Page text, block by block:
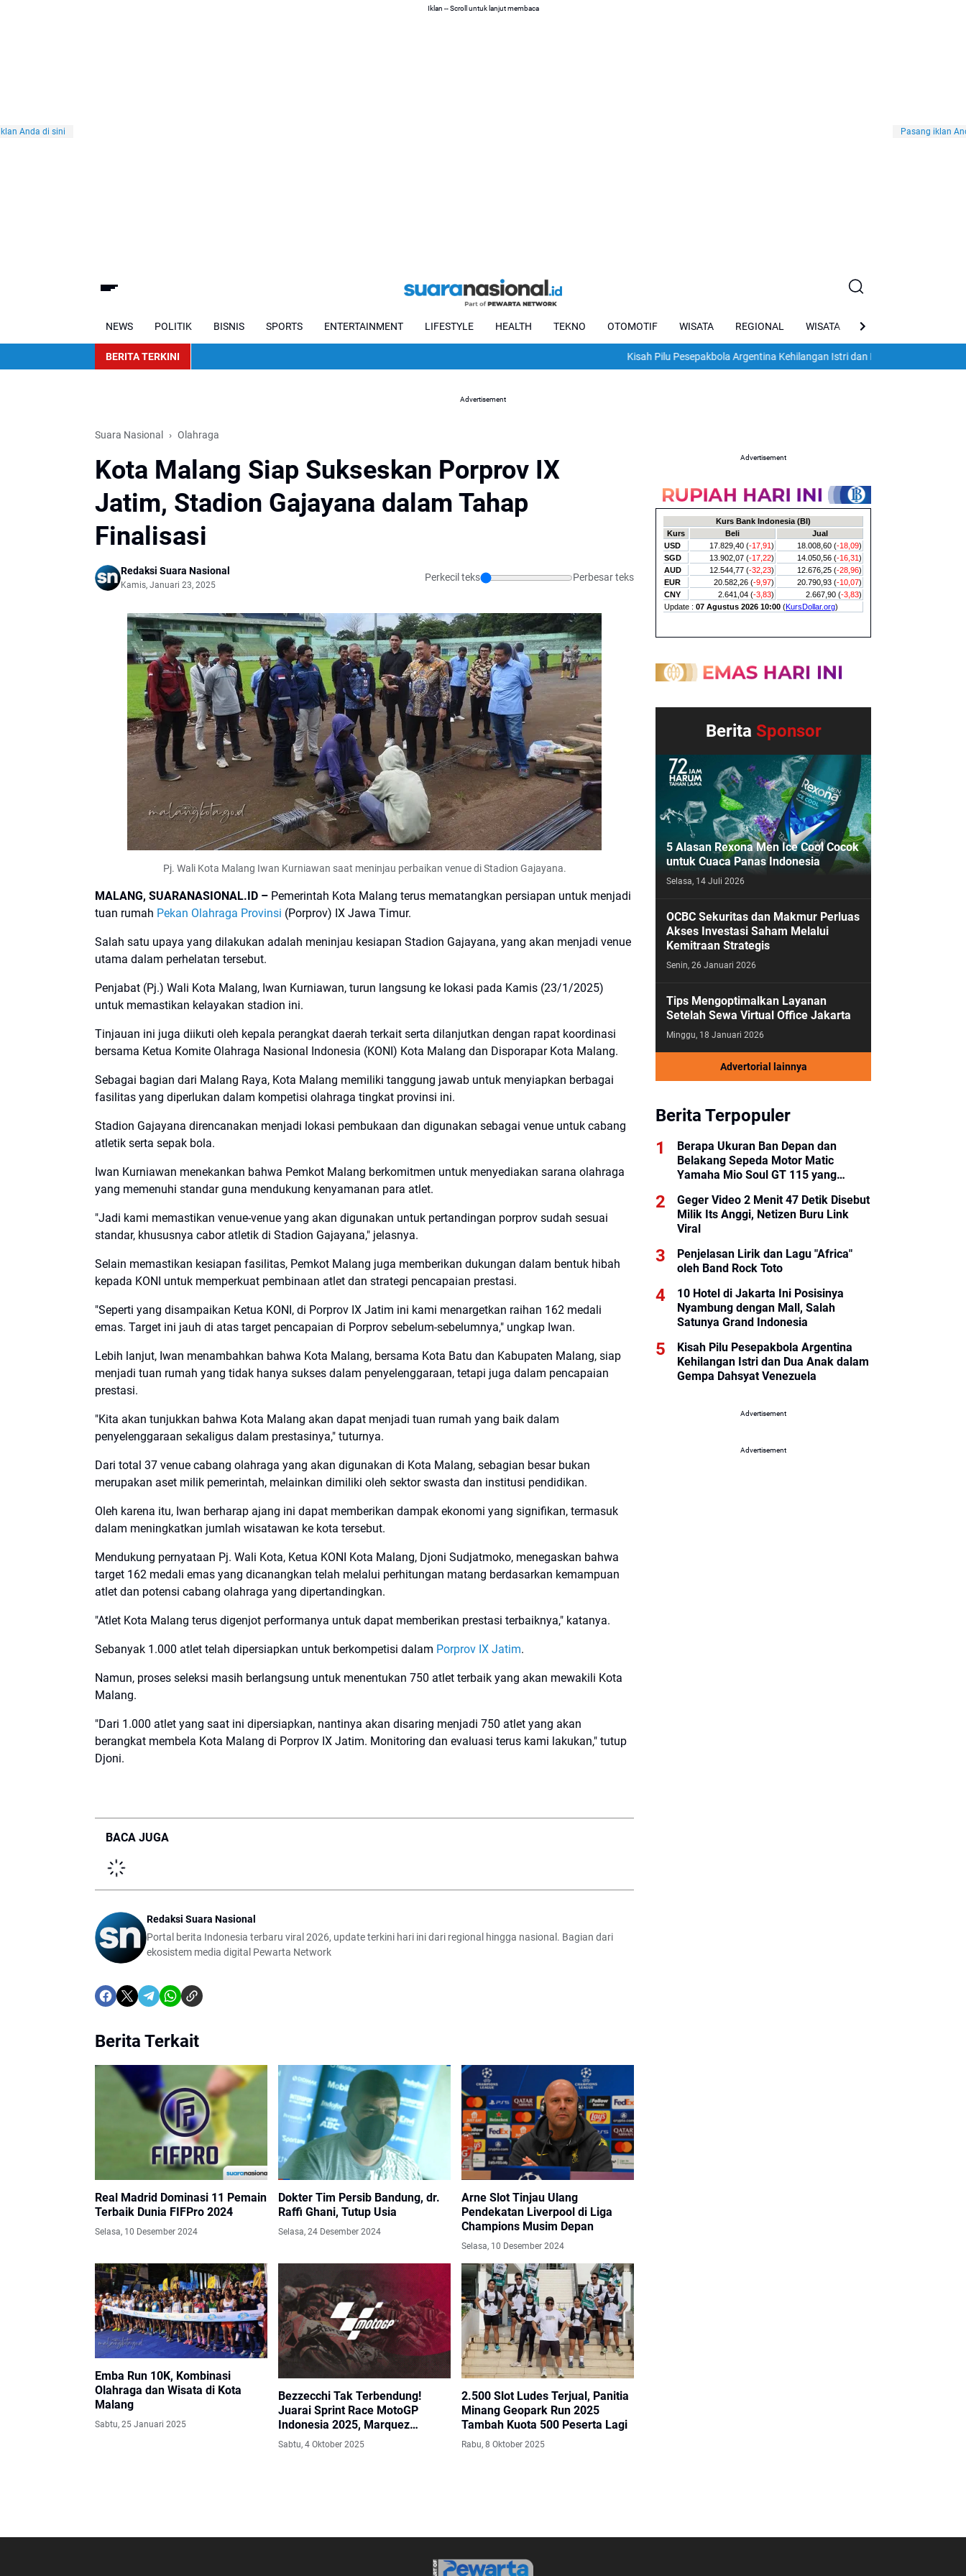
Iklan -- Scroll untuk lanjut membaca
NEWS POLITIK BISNIS SPORTS ENTERTAINMENT LIFESTYLE HEALTH TEKNO OTOMOTIF WISATA REGIONAL WISATA VIRAL
BERITA TERKINI Kisah Pilu Pesepakbola Argentina Kehilangan Istri dan Dua Anak dalam Gempa
Advertisement
Suara Nasional Olahraga
Kota Malang Siap Sukseskan Porprov IX
Jatim, Stadion Gajayana dalam Tahap
Finalisasi
Redaksi Suara Nasional
Kamis, Januari 23, 2025
Perkecil teks Perbesar teks
Pj. Wali Kota Malang Iwan Kurniawan saat meninjau perbaikan venue di Stadion Gajayana.
MALANG, SUARANASIONAL.ID – Pemerintah Kota Malang terus mematangkan persiapan untuk menjadi
tuan rumah Pekan Olahraga Provinsi (Porprov) IX Jawa Timur.
Salah satu upaya yang dilakukan adalah meninjau kesiapan Stadion Gajayana, yang akan menjadi venue
utama dalam perhelatan tersebut.
Penjabat (Pj.) Wali Kota Malang, Iwan Kurniawan, turun langsung ke lokasi pada Kamis (23/1/2025)
untuk memastikan kelayakan stadion ini.
Tinjauan ini juga diikuti oleh kepala perangkat daerah terkait serta dilanjutkan dengan rapat koordinasi
bersama Ketua Komite Olahraga Nasional Indonesia (KONI) Kota Malang dan Disporapar Kota Malang.
Sebagai bagian dari Malang Raya, Kota Malang memiliki tanggung jawab untuk menyiapkan berbagai
fasilitas yang diperlukan dalam kompetisi olahraga tingkat provinsi ini.
Stadion Gajayana direncanakan menjadi lokasi pembukaan dan digunakan sebagai venue untuk cabang
atletik serta sepak bola.
Iwan Kurniawan menekankan bahwa Pemkot Malang berkomitmen untuk menyediakan sarana olahraga
yang memenuhi standar guna mendukung kenyamanan para atlet.
"Jadi kami memastikan venue-venue yang akan digunakan untuk pertandingan porprov sudah sesuai
standar, khususnya cabor atletik di Stadion Gajayana," jelasnya.
Selain memastikan kesiapan fasilitas, Pemkot Malang juga memberikan dukungan dalam bentuk hibah
kepada KONI untuk memperkuat pembinaan atlet dan strategi pencapaian prestasi.
"Seperti yang disampaikan Ketua KONI, di Porprov IX Jatim ini kami menargetkan raihan 162 medali
emas. Target ini jauh di atas target pencapaian di Porprov sebelum-sebelumnya," ungkap Iwan.
Lebih lanjut, Iwan menambahkan bahwa Kota Malang, bersama Kota Batu dan Kabupaten Malang, siap
menjadi tuan rumah yang tidak hanya sukses dalam penyelenggaraan, tetapi juga dalam pencapaian
prestasi.
"Kita akan tunjukkan bahwa Kota Malang akan dapat menjadi tuan rumah yang baik dalam
penyelenggaraan sekaligus dalam prestasinya," tuturnya.
Dari total 37 venue cabang olahraga yang akan digunakan di Kota Malang, sebagian besar bukan
merupakan aset milik pemerintah, melainkan dimiliki oleh sektor swasta dan institusi pendidikan.
Oleh karena itu, Iwan berharap ajang ini dapat memberikan dampak ekonomi yang signifikan, termasuk
dalam meningkatkan jumlah wisatawan ke kota tersebut.
Mendukung pernyataan Pj. Wali Kota, Ketua KONI Kota Malang, Djoni Sudjatmoko, menegaskan bahwa
target 162 medali emas yang dicanangkan telah melalui perhitungan matang berdasarkan kemampuan
atlet dan potensi cabang olahraga yang dipertandingkan.
"Atlet Kota Malang terus digenjot performanya untuk dapat memberikan prestasi terbaiknya," katanya.
Sebanyak 1.000 atlet telah dipersiapkan untuk berkompetisi dalam Porprov IX Jatim.
Namun, proses seleksi masih berlangsung untuk menentukan 750 atlet terbaik yang akan mewakili Kota
Malang.
"Dari 1.000 atlet yang saat ini dipersiapkan, nantinya akan disaring menjadi 750 atlet yang akan
berangkat membela Kota Malang di Porprov IX Jatim. Monitoring dan evaluasi terus kami lakukan," tutup
Djoni.
BACA JUGA
Redaksi Suara Nasional
Portal berita Indonesia terbaru viral 2026, update terkini hari ini dari regional hingga nasional. Bagian dari
ekosistem media digital Pewarta Network
Berita Terkait
Real Madrid Dominasi 11 Pemain
Terbaik Dunia FIFPro 2024
Selasa, 10 Desember 2024
Dokter Tim Persib Bandung, dr.
Raffi Ghani, Tutup Usia
Selasa, 24 Desember 2024
Arne Slot Tinjau Ulang
Pendekatan Liverpool di Liga
Champions Musim Depan
Selasa, 10 Desember 2024
Emba Run 10K, Kombinasi
Olahraga dan Wisata di Kota
Malang
Sabtu, 25 Januari 2025
Bezzecchi Tak Terbendung!
Juarai Sprint Race MotoGP
Indonesia 2025, Marquez
Terlempar ke Posisi 7
Sabtu, 4 Oktober 2025
2.500 Slot Ludes Terjual, Panitia
Minang Geopark Run 2025
Tambah Kuota 500 Peserta Lagi
Rabu, 8 Oktober 2025
Advertisement
Berita Sponsor
5 Alasan Rexona Men Ice Cool Cocok
untuk Cuaca Panas Indonesia
Selasa, 14 Juli 2026
OCBC Sekuritas dan Makmur Perluas
Akses Investasi Saham Melalui
Kemitraan Strategis
Senin, 26 Januari 2026
Tips Mengoptimalkan Layanan
Setelah Sewa Virtual Office Jakarta
Minggu, 18 Januari 2026
Advertorial lainnya
Berita Terpopuler
Berapa Ukuran Ban Depan dan
Belakang Sepeda Motor Matic
Yamaha Mio Soul GT 115 yang
Geger Video 2 Menit 47 Detik Disebut
Milik Its Anggi, Netizen Buru Link
Viral
Penjelasan Lirik dan Lagu "Africa"
oleh Band Rock Toto
10 Hotel di Jakarta Ini Posisinya
Nyambung dengan Mall, Salah
Satunya Grand Indonesia
Kisah Pilu Pesepakbola Argentina
Kehilangan Istri dan Dua Anak dalam
Gempa Dahsyat Venezuela
Advertisement
Advertisement
Anda di sini Pasang iklan